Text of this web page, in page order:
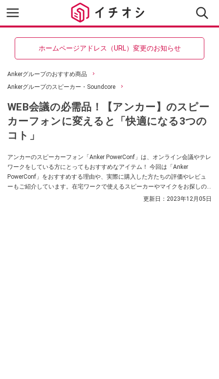
ホームページアドレス（URL）変更のお知らせ
Ankerグループのおすすめ商品
Ankerグループのスピーカー・Soundcore
WEB会議の必需品！【アンカー】のスピー
カーフォンに変えると「快適になる3つの
コト」
アンカーのスピーカーフォン「Anker PowerConf」は、オンライン会議やテレ
ワークをしている方にとってもおすすめなアイテム！ 今回は「Anker
PowerConf」をおすすめする理由や、実際に購入した方たちの評価やレビュ
ーもご紹介しています。在宅ワークで使えるスピーカーやマイクをお探しの
更新日： 2023年12月05日